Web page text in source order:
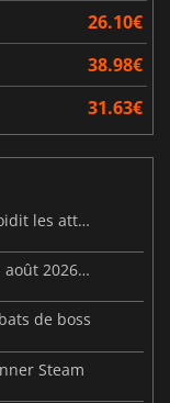
26.10€
38.98€
31.63€
Steam Frame : une fuite sur le prix refroidit les attentes VR
Sorties de jeux vidéo de cette semaine - août 2026 (semaine 32)
de boss
Steam